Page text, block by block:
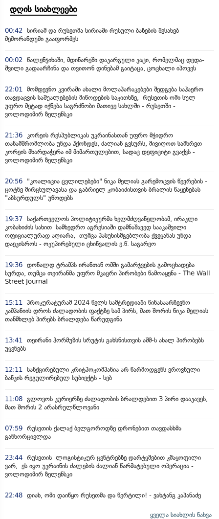
დღის სიახლეები
00:42 სირიამ და რუსეთმა სირიაში რუსული ბაზების შესახებ
მემორანდუმი გააფორმეს
00:02 წალენჯიხაში, მდინარეში დაკარგული კაცი, რომელმაც დედა-
შვილი გადაარჩინა და თვითონ დინებამ გაიტაცა, ცოცხალი იპოვეს
22:01 მომდევნო კვირაში ახალი მოლაპარაკებები შედგება საჰაერო
თავდაცვის საშუალებების მიწოდების საკითხზე, რუსეთის ომი სულ
უფრო მეტად იქნება საგრძნობი მათივე სახლში - რუსეთში -
ვოლოდიმირ ზელენსკი
21:36 კორეის რესპუბლიკას უკრაინასთან უფრო მჭიდრო
თანამშრომლობა უნდა ჰქონდეს, ძალიან გვსურს, მივიღოთ სამხრეთ
კორეის მხარდაჭერა იმ მიმართულებით, სადაც დეფიციტი გვაქვს -
ვოლოდიმირ ზელენსკი
20:56
"კოალიცია ცვლილებები" ნიკა მელიას გარემოცვის წევრების -
ცოტნე მირცხულავასა და გაბრიელ კობაიძისთვის ბრალის წაყენებას
"აბსურდულს" უწოდებს
19:37 საქართველოს პოლიტიკურმა ხელმძღვანელობამ, ირაკლი
კობახიძის სახით სამხედრო აგრესიაში დამნაშავედ სააკაშვილი
ოფიციალურად აღიარა, თუმცა პასუხისმგებლობა ქვეყანას უნდა
დაეკისროს - ოკუპირებული ცხინვალის ე.წ. საგარეო
19:36 დონალდ ტრამპს ირანთან ომში გამარჯვების გამოცხადება
სურდა, თუმცა თეირანმა უფრო მკაცრი პირობები წამოაყენა - The Wall
Street Journal
15:11 პროკურატურამ 2024 წელს სამტრედიაში წინასაარჩევნო
კამპანიის დროს ძალადობის ფაქტზე სამ პირს, მათ შორის ნიკა მელიას
თანმხლებ პირებს ბრალდება წარუდგინა
13:41 თეირანი ჰორმუზის სრუტის გახსნისთვის აშშ-ს ახალ პირობებს
უყენებს
12:11 სანქცირებული კრიტპოკომპანია არ წარმოდგენს ეროვნული
ბანკის რეგულირებულ სუბიექტს - სებ
11:08 გლოვოს კურიერზე ძალადობის ბრალდებით 3 პირი დააკავეს,
მათ შორის 2 არასრულწლოვანი
07:59 რუსეთის ქალაქ ბელგოროდზე დრონებით თავდასხმა
განხორციელდა
23:44 რუსეთის ლოგისტიკურ ცენტრებზე დარტყმებით კმაყოფილი
ვარ, ეს იყო უკრაინის ძალების ძალიან წარმატებული ოპერაცია -
ვოლოდიმირ ზელენსკი
22:48 დიახ, ომი დაიწყო რუსეთმა და წერტილი! - ვახტანგ კაპანაძე
ყველა სიახლის ნახვა